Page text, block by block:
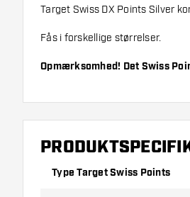
Target Swiss DX Points Silver
Fås i forskellige størrelser.
Opmærksomhed! Det Swiss
Type Target Swiss Points